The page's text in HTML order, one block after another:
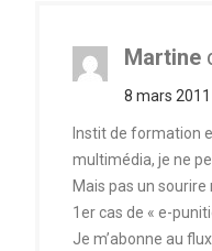
Martine
8 mars
Instit de formation
multimédia, je ne
Mais pas un sourire
1er cas de « e-
Je m’abonne au